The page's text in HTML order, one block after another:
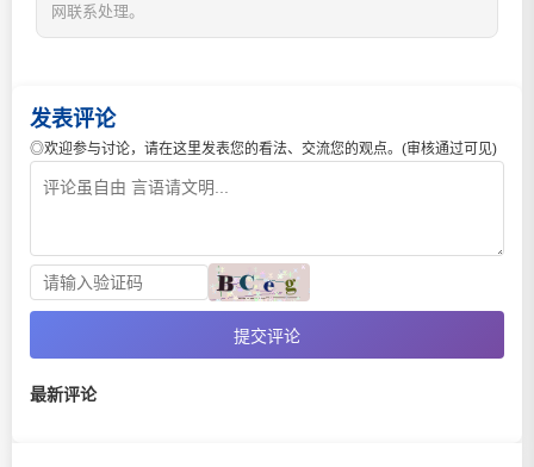
网联系处理。
发表评论
◎欢迎参与讨论，请在这里发表您的看法、交流您的观点。(审核通过可见)
提交评论
最新评论